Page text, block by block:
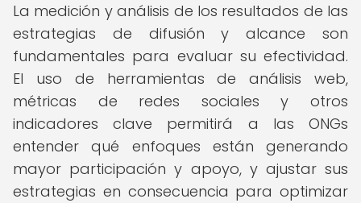
La medición y análisis de los resultados de las
estrategias de difusión y alcance son
fundamentales para evaluar su efectividad.
El uso de herramientas de análisis web,
métricas de redes sociales y otros
indicadores clave permitirá a las ONGs
entender qué enfoques están generando
mayor participación y apoyo, y ajustar sus
estrategias en consecuencia para optimizar